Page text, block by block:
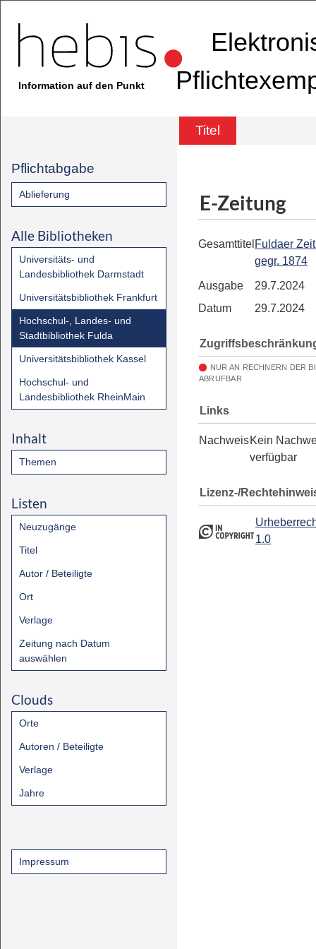
Information auf den Punkt
Titel
Pflichtabgabe
Ablieferung
Alle Bibliotheken
Universitäts- und
Landesbibliothek Darmstadt
Universitätsbibliothek Frankfurt
Hochschul-, Landes- und
Stadtbibliothek Fulda
Universitätsbibliothek Kassel
Hochschul- und
Landesbibliothek RheinMain
Inhalt
Themen
Listen
Neuzugänge
Titel
Autor / Beteiligte
Ort
Verlage
Zeitung nach Datum
auswählen
Clouds
Orte
Autoren / Beteiligte
Verlage
Jahre
Impressum
E-Zeitung
Gesamttitel Fuldaer
gegr. 1874
Ausgabe
29.7.2024
Datum
29.7.2024
NUR AN RECHNERN DER
ABRUFBAR
Links
NachweisKein
verfügbar
Lizenz-/
1.0